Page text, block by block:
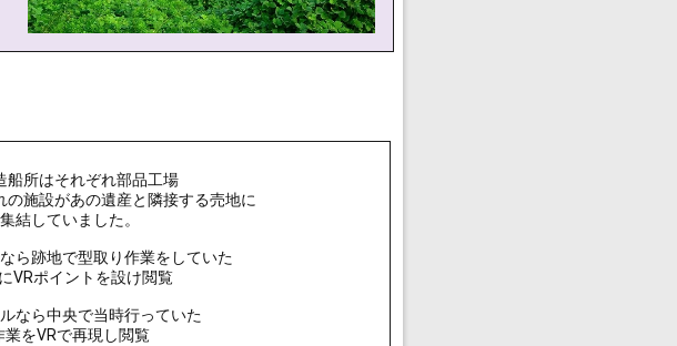
船所はそれぞれ部品工場
の施設があの遺産と隣接する売地に
集結していました。
ら跡地で型取り作業をしていた
VRポイントを設け閲覧
なら中央で当時行っていた
業をVRで再現し閲覧